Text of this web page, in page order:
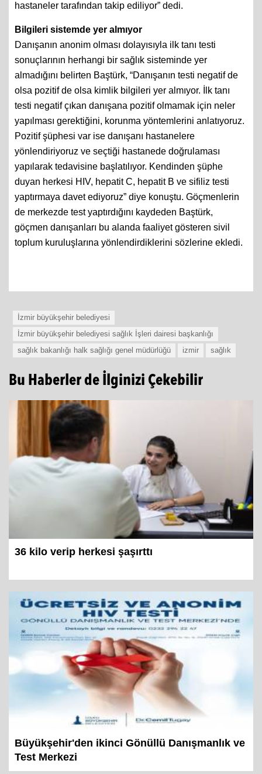
hastaneler tarafından takip ediliyor” dedi.
Bilgileri sistemde yer almıyor
Danışanın anonim olması dolayısıyla ilk tanı testi
sonuçlarının herhangi bir sağlık sisteminde yer
almadığını belirten Baştürk, “Danışanın testi negatif de
olsa pozitif de olsa kimlik bilgileri yer almıyor. İlk tanı
testi negatif çıkan danışana pozitif olmamak için neler
yapılması gerektiğini, korunma yöntemlerini anlatıyoruz.
Pozitif şüphesi var ise danışanı hastanelere
yönlendiriyoruz ve seçtiği hastanede doğrulaması
yapılarak tedavisine başlatılıyor. Kendinden şüphe
duyan herkesi HIV, hepatit C, hepatit B ve sifiliz testi
yaptırmaya davet ediyoruz” diye konuştu. Göçmenlerin
de merkezde test yaptırdığını kaydeden Baştürk,
göçmen danışanları bu alanda faaliyet gösteren sivil
toplum kuruluşlarına yönlendirdiklerini sözlerine ekledi.
İzmir büyükşehir belediyesi
İzmir büyükşehir belediyesi sağlık İşleri dairesi başkanlığı
sağlık bakanlığı halk sağlığı genel müdürlüğü
izmir sağlık
Bu Haberler de İlginizi Çekebilir
36 kilo verip herkesi şaşırttı
Büyükşehir'den ikinci Gönüllü Danışmanlık ve
Test Merkezi